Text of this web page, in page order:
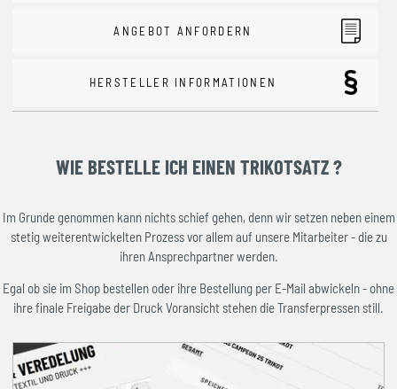
ANGEBOT ANFORDERN
HERSTELLER INFORMATIONEN
WIE BESTELLE ICH EINEN TRIKOTSATZ ?
Im Grunde genommen kann nichts schief gehen, denn wir setzen neben einem
stetig weiterentwickelten Prozess vor allem auf unsere Mitarbeiter - die zu
ihren Ansprechpartner werden.
Egal ob sie im Shop bestellen oder ihre Bestellung per E-Mail abwickeln - ohne
ihre finale Freigabe der Druck Voransicht stehen die Transferpressen still.